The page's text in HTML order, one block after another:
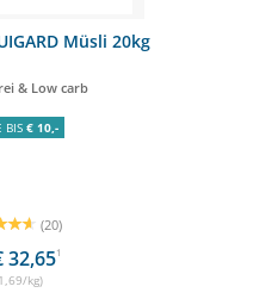
Müsli 20kg
& Low carb
BIS € 10,-
(20)
32,651
kg)